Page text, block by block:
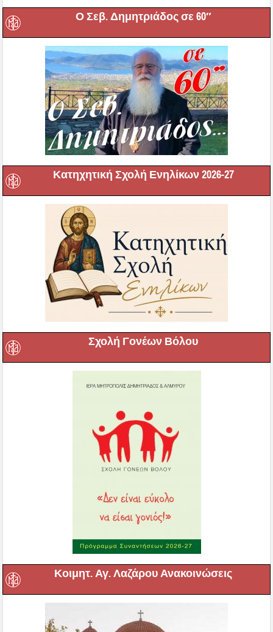
Ο Σεβ. Δημητριάδος σε 60″
Κατηχητική Σχολή Ενηλίκων 2026-27
Σχολή Γονέων Βόλου
Κοιμητ. Αγ. Λαζάρου Ανακοινώσεις